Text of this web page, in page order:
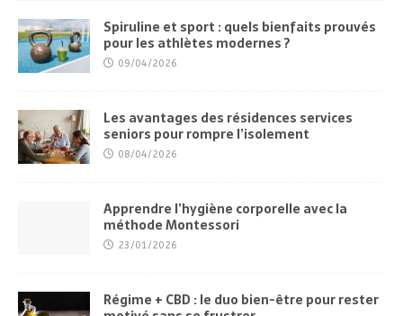
Spiruline et sport : quels bienfaits prouvés
pour les athlètes modernes ?
09/04/2026
Les avantages des résidences services
seniors pour rompre l’isolement
08/04/2026
Apprendre l’hygiène corporelle avec la
méthode Montessori
23/01/2026
Régime + CBD : le duo bien-être pour rester